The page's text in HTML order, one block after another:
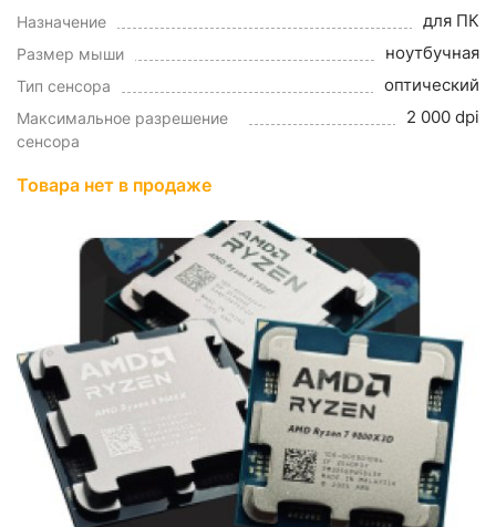
Назначение для ПК
Размер мыши ноутбучная
Тип сенсора оптический
Максимальное разрешение
сенсора
2 000 dpi
Товара нет в продаже